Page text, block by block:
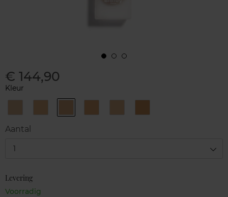
€ 144,90
Kleur
Ivory Linen OrganzaAlmondPeach Chestnut
Aantal
1
Levering
Voorradig